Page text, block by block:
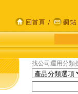
找公司運用分類